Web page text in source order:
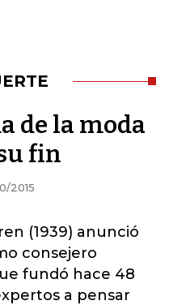
de la moda
fin
2015
(1939) anunció
consejero
fundó hace 48
a pensar